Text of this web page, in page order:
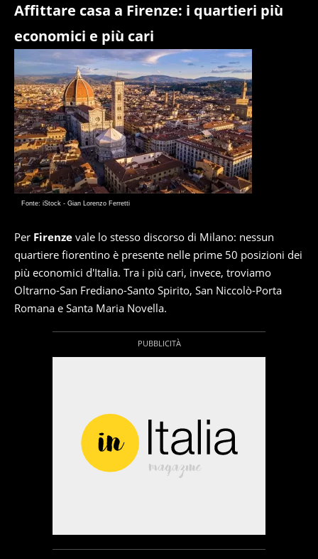
Affittare casa a Firenze: i quartieri più
economici e più cari
Fonte: iStock - Gian Lorenzo Ferretti
Per Firenze vale lo stesso discorso di Milano: nessun
quartiere fiorentino è presente nelle prime 50 posizioni dei
più economici d'Italia. Tra i più cari, invece, troviamo
Oltrarno-San Frediano-Santo Spirito, San Niccolò-Porta
Romana e Santa Maria Novella.